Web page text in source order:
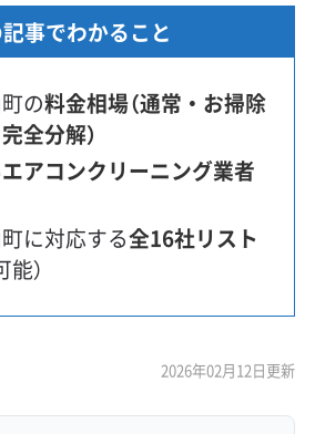
事でわかること
の料金相場（通常・お掃除
全分解）
エアコンクリーニング業者
に対応する全16社リスト
）
2026年02月12日更新